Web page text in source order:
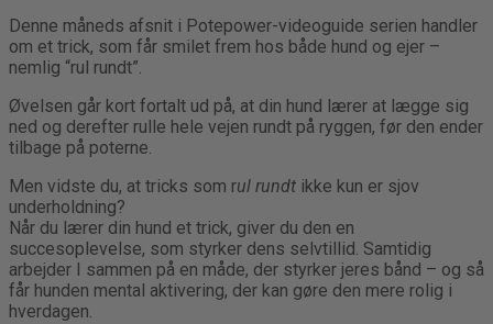
Denne måneds afsnit i Potepower-videoguide serien handler
om et trick, som får smilet frem hos både hund og ejer –
nemlig “rul rundt”.
Øvelsen går kort fortalt ud på, at din hund lærer at lægge sig
ned og derefter rulle hele vejen rundt på ryggen, før den ender
tilbage på poterne.
Men vidste du, at tricks som rul rundt ikke kun er sjov
underholdning?
Når du lærer din hund et trick, giver du den en
succesoplevelse, som styrker dens selvtillid. Samtidig
arbejder I sammen på en måde, der styrker jeres bånd – og så
får hunden mental aktivering, der kan gøre den mere rolig i
hverdagen.